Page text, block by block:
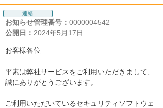
連絡
お知らせ管理番号： 0000004542
公開日： 2024年5月17日
お客様各位
平素は弊社サービスをご利用いただきまして、
誠にありがとうございます。
ご利用いただいているセキュリティソフトウェ